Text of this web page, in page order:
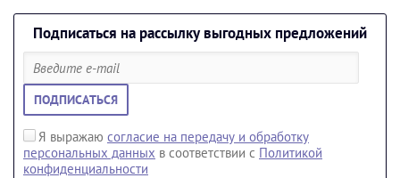
Подписаться на рассылку выгодных предложений
Я выражаю согласие на передачу и обработку
персональных данных в соответствии с Политикой
конфиденциальности
ПОДПИСАТЬСЯ